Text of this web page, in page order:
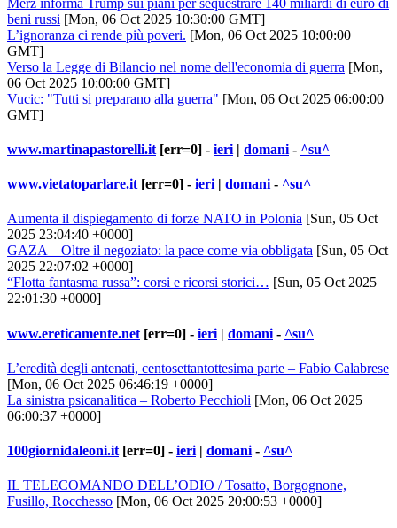
beni russi [Mon, 06 Oct 2025 10:30:00 GMT]
L’ignoranza ci rende più poveri. [Mon, 06 Oct 2025 10:00:00
GMT]
Verso la Legge di Bilancio nel nome dell'economia di guerra [Mon,
06 Oct 2025 10:00:00 GMT]
Vucic: "Tutti si preparano alla guerra" [Mon, 06 Oct 2025 06:00:00
GMT]
www.martinapastorelli.it [err=0] - ieri | domani - ^su^
www.vietatoparlare.it [err=0] - ieri | domani - ^su^
Aumenta il dispiegamento di forze NATO in Polonia [Sun, 05 Oct
2025 23:04:40 +0000]
GAZA – Oltre il negoziato: la pace come via obbligata [Sun, 05 Oct
2025 22:07:02 +0000]
“Flotta fantasma russa”: corsi e ricorsi storici… [Sun, 05 Oct 2025
22:01:30 +0000]
www.ereticamente.net [err=0] - ieri | domani - ^su^
L’eredità degli antenati, centosettantottesima parte – Fabio Calabrese
[Mon, 06 Oct 2025 06:46:19 +0000]
La sinistra psicanalitica – Roberto Pecchioli [Mon, 06 Oct 2025
06:00:37 +0000]
100giornidaleoni.it [err=0] - ieri | domani - ^su^
IL TELECOMANDO DELL’ODIO / Tosatto, Borgognone,
Fusillo, Rocchesso [Mon, 06 Oct 2025 20:00:53 +0000]